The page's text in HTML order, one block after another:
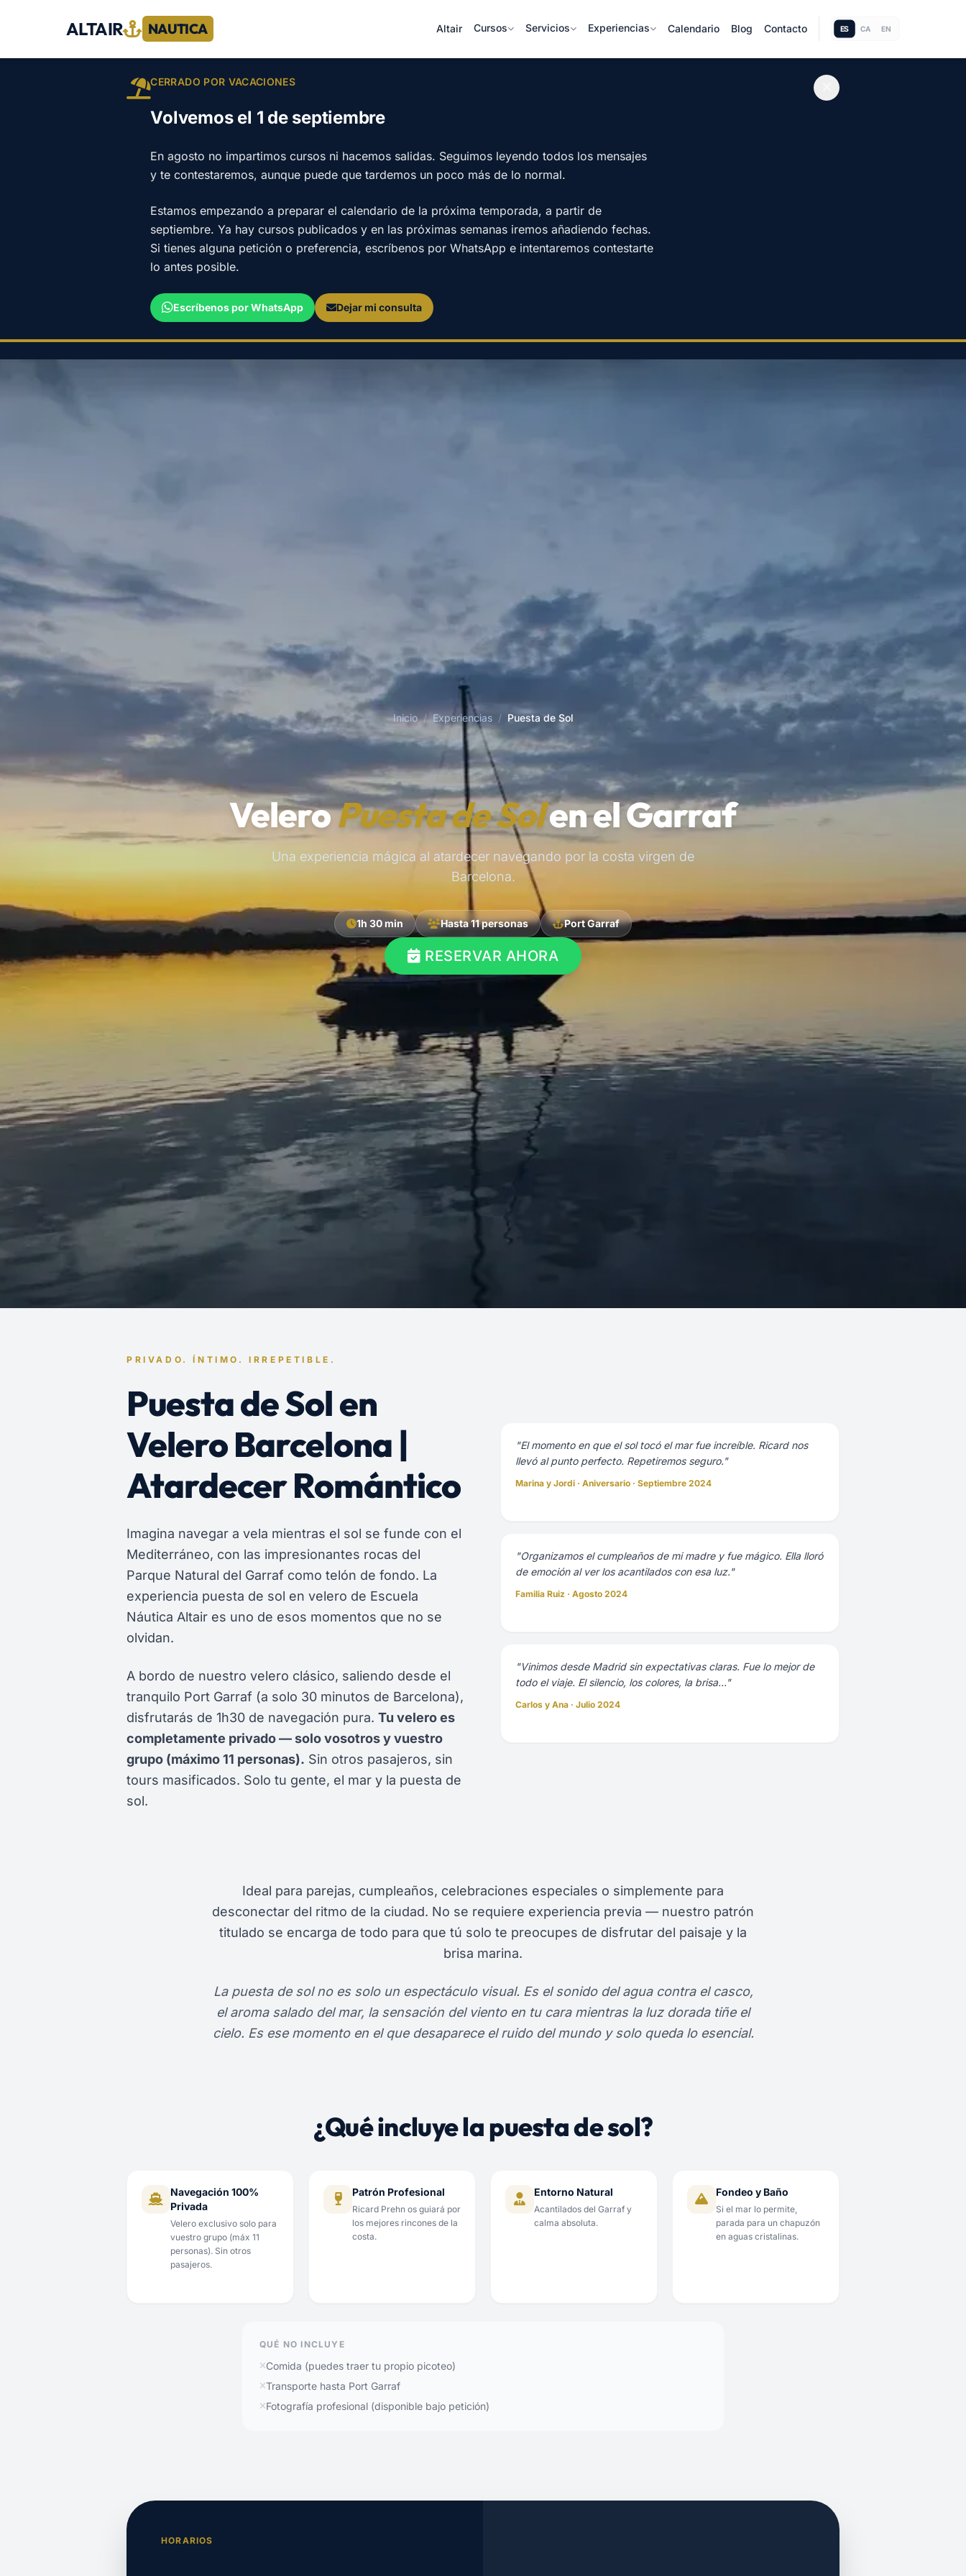
ALTAIR NAUTICA Altair Cursos Servicios Experiencias Calendario Blog Contacto ES CA EN
CERRADO POR VACACIONES
Volvemos el 1 de septiembre
En agosto no impartimos cursos ni hacemos salidas. Seguimos leyendo todos los mensajes
y te contestaremos, aunque puede que tardemos un poco más de lo normal.
Estamos empezando a preparar el calendario de la próxima temporada, a partir de
septiembre. Ya hay cursos publicados y en las próximas semanas iremos añadiendo fechas.
Si tienes alguna petición o preferencia, escríbenos por WhatsApp e intentaremos contestarte
lo antes posible.
Escríbenos por WhatsApp Dejar mi consulta
Inicio / Experiencias / Puesta de Sol
VeleroPuesta de Solen el Garraf
Una experiencia mágica al atardecer navegando por la costa virgen de
Barcelona.
1h 30 min Hasta 11 personas Port Garraf
RESERVAR AHORA
PRIVADO. ÍNTIMO. IRREPETIBLE.
Puesta de Sol en
Velero Barcelona |
Atardecer Romántico
Imagina navegar a vela mientras el sol se funde con el
Mediterráneo, con las impresionantes rocas del
Parque Natural del Garraf como telón de fondo. La
experiencia puesta de sol en velero de Escuela
Náutica Altair es uno de esos momentos que no se
olvidan.
A bordo de nuestro velero clásico, saliendo desde el
tranquilo Port Garraf (a solo 30 minutos de Barcelona),
disfrutarás de 1h30 de navegación pura. Tu velero es
completamente privado — solo vosotros y vuestro
grupo (máximo 11 personas). Sin otros pasajeros, sin
tours masificados. Solo tu gente, el mar y la puesta de
sol.
"El momento en que el sol tocó el mar fue increíble. Ricard nos
llevó al punto perfecto. Repetiremos seguro."
Marina y Jordi · Aniversario · Septiembre 2024
"Organizamos el cumpleaños de mi madre y fue mágico. Ella lloró
de emoción al ver los acantilados con esa luz."
Familia Ruiz · Agosto 2024
"Vinimos desde Madrid sin expectativas claras. Fue lo mejor de
todo el viaje. El silencio, los colores, la brisa..."
Carlos y Ana · Julio 2024
Ideal para parejas, cumpleaños, celebraciones especiales o simplemente para
desconectar del ritmo de la ciudad. No se requiere experiencia previa — nuestro patrón
titulado se encarga de todo para que tú solo te preocupes de disfrutar del paisaje y la
brisa marina.
La puesta de sol no es solo un espectáculo visual. Es el sonido del agua contra el casco,
el aroma salado del mar, la sensación del viento en tu cara mientras la luz dorada tiñe el
cielo. Es ese momento en el que desaparece el ruido del mundo y solo queda lo esencial.
¿Qué incluye la puesta de sol?
Navegación 100%
Privada
Velero exclusivo solo para
vuestro grupo (máx 11
personas). Sin otros
pasajeros.
Patrón Profesional
Ricard Prehn os guiará por
los mejores rincones de la
costa.
Entorno Natural
Acantilados del Garraf y
calma absoluta.
Fondeo y Baño
Si el mar lo permite,
parada para un chapuzón
en aguas cristalinas.
QUÉ NO INCLUYE
Comida (puedes traer tu propio picoteo)
Transporte hasta Port Garraf
Fotografía profesional (disponible bajo petición)
HORARIOS